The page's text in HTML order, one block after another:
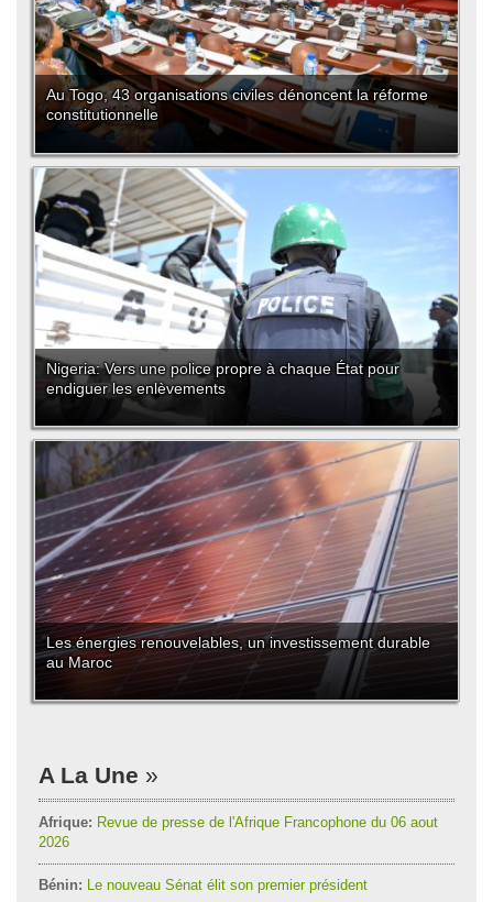
Au Togo, 43 organisations civiles dénoncent la réforme
constitutionnelle
Nigeria: Vers une police propre à chaque État pour
endiguer les enlèvements
Les énergies renouvelables, un investissement durable
au Maroc
A La Une
Afrique: Revue de presse de l'Afrique Francophone du 06 aout
2026
Bénin: Le nouveau Sénat élit son premier président